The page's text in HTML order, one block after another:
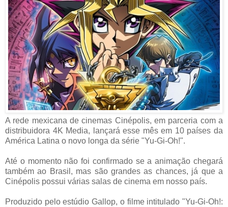
A rede mexicana de cinemas Cinépolis, em parceria com a
distribuidora 4K Media, lançará esse mês em 10 países da
América Latina o novo longa da série "Yu-Gi-Oh!".
Até o momento não foi confirmado se a animação chegará
também ao Brasil, mas são grandes as chances, já que a
Cinépolis possui várias salas de cinema em nosso país.
Produzido pelo estúdio Gallop, o filme intitulado "Yu-Gi-Oh!: